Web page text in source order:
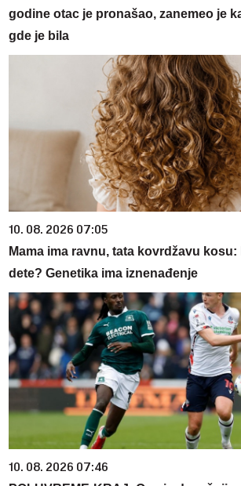
godine otac je pronašao, zanemeo je
gde je bila
10. 08. 2026 07:05
Mama ima ravnu, tata kovrdžavu
dete? Genetika ima iznenađenje
10. 08. 2026 07:46